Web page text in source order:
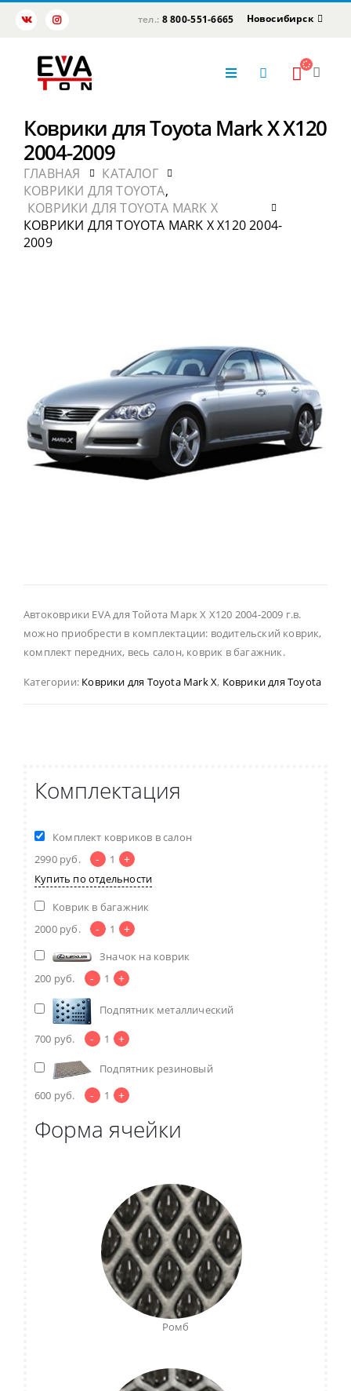
тел.: 8 800-551-6665 Новосибирск
Коврики для Toyota Mark X X120
2004-2009
ГЛАВНАЯ
КАТАЛОГ
КОВРИКИ ДЛЯ TOYOTA,
КОВРИКИ ДЛЯ TOYOTA MARK X
КОВРИКИ ДЛЯ TOYOTA MARK X X120 2004-
2009
Автоковрики EVA для Тойота Марк Х Х120 2004-2009 г.в.
можно приобрести в комплектации: водительский коврик,
комплект передних, весь салон, коврик в багажник.
Категории: Коврики для Toyota Mark X, Коврики для Toyota
Комплектация
Комплект ковриков в салон
2990 руб. - 1 +
Купить по отдельности
Коврик в багажник
2000 руб. - 1 +
Значок на коврик
200 руб. - 1 +
Подпятник металлический
700 руб. - 1 +
Подпятник резиновый
600 руб. - 1 +
Форма ячейки
Ромб